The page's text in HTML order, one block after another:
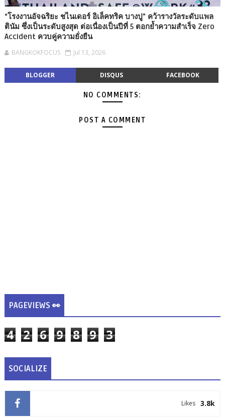
“โรงงานอัจฉริยะ ชไนเดอร์ อิเล็คทริค บางปู” คว้ารางวัลระดับแพล
ตินัม ซึ่งเป็นระดับสูงสุด ต่อเนื่องเป็นปีที่ 5 ตอกย้ำความสำเร็จ Zero
Accident ควบคู่ความยั่งยืน
BANGKOKFOCUS Jul 13, 2026
BLOGGER DISQUS FACEBOOK
NO COMMENTS:
POST A COMMENT
PAGEVIEWS 👀
4 2 6 9 8 9 3
SOCIALIZE
3.8k
Likes